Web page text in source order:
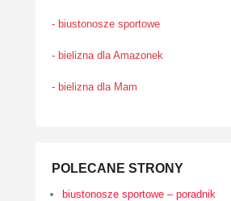
- biustonosze sportowe
- bielizna dla Amazonek
- bielizna dla Mam
POLECANE STRONY
biustonosze sportowe – poradnik